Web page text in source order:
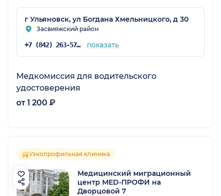
г Ульяновск, ул Богдана Хмельницкого, д 30
Засвияжский район
+7 (842) 263-57-57 показать
Медкомиссия для водительского
удостоверения
от 1 200 ₽
Узкопрофильная клиника
Медицинский миграционный
центр MED-ПРОФИ на
Дворцовой 7